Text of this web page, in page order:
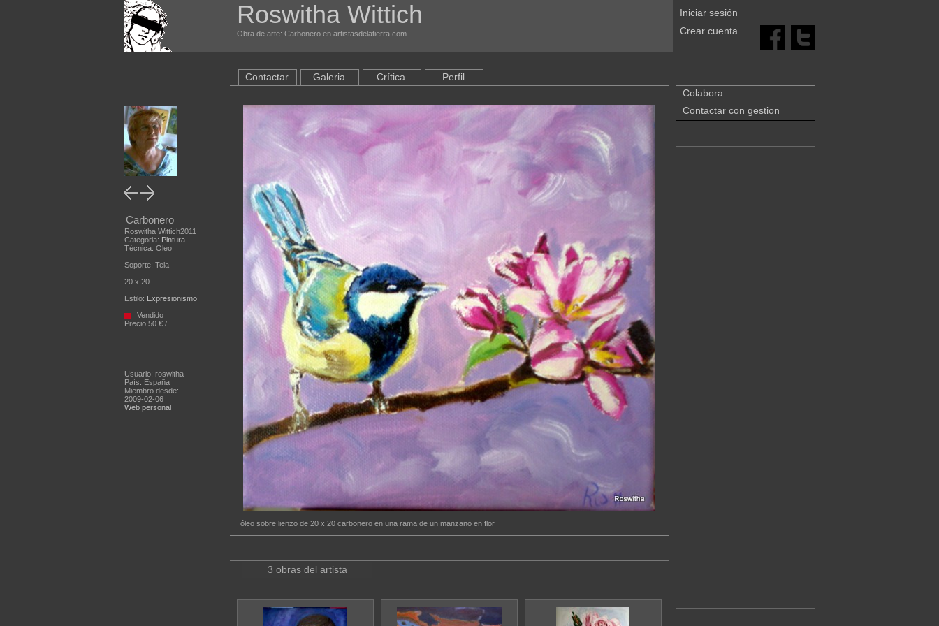
Roswitha Wittich
Obra de arte: Carbonero en artistasdelatierra.com
Iniciar sesión
Crear cuenta
Carbonero
Roswitha Wittich2011
Categoria: Pintura
Técnica: Oleo
Soporte: Tela
20 x 20
Estilo: Expresionismo
Vendido
Precio 50 € /
Usuario: roswitha
País: España
Miembro desde:
2009-02-06
Web personal
Contactar Galeria Crítica Perfil
óleo sobre lienzo de 20 x 20 carbonero en una rama de un manzano en flor
3 obras del artista
Colabora
Contactar con gestion